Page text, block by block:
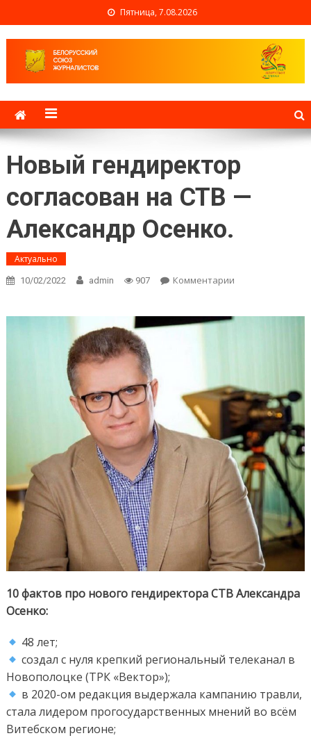
Пятница, 7.08.2026
Белорусский союз
журналистов
Новый гендиректор
согласован на СТВ —
Александр Осенко.
Актуально
10/02/2022 admin 907 Комментарии
на СТВ —
10 фактов про нового гендиректора СТВ Александра
Осенко:
48 лет;
создал с нуля крепкий региональный телеканал в
Новополоцке (ТРК «Вектор»);
в 2020-ом редакция выдержала кампанию травли,
стала лидером прогосударственных мнений во всём
Витебском регионе;